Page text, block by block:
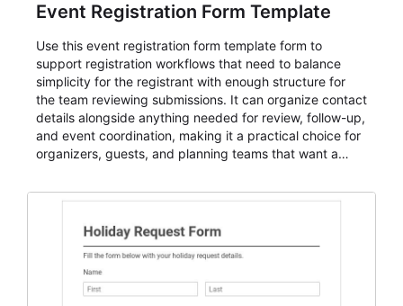
Event Registration Form Template
Use this event registration form template form to
support registration workflows that need to balance
simplicity for the registrant with enough structure for
the team reviewing submissions. It can organize contact
details alongside anything needed for review, follow-up,
and event coordination, making it a practical choice for
organizers, guests, and planning teams that want a
and participant management. The form is suitable for
student enrollment, volunteer registration, business
event intake, and membership participation. It helps
keep responses standardized so organizers can
evaluate submissions, manage next steps, and maintain
cleaner registration records over time.